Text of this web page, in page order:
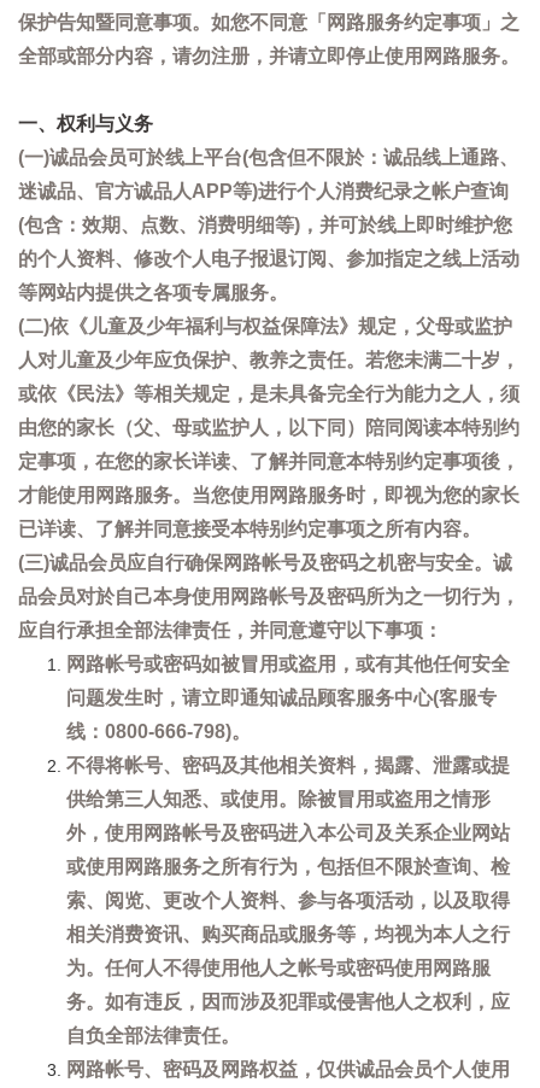
保护告知暨同意事项。如您不同意「网路服务约定事项」之
全部或部分内容，请勿注册，并请立即停止使用网路服务。
一、权利与义务
(一)诚品会员可於线上平台(包含但不限於：诚品线上通路、
迷诚品、官方诚品人APP等)进行个人消费纪录之帐户查询
(包含：效期、点数、消费明细等)，并可於线上即时维护您
的个人资料、修改个人电子报退订阅、参加指定之线上活动
等网站内提供之各项专属服务。
(二)依《儿童及少年福利与权益保障法》规定，父母或监护
人对儿童及少年应负保护、教养之责任。若您未满二十岁，
或依《民法》等相关规定，是未具备完全行为能力之人，须
由您的家长（父、母或监护人，以下同）陪同阅读本特别约
定事项，在您的家长详读、了解并同意本特别约定事项後，
才能使用网路服务。当您使用网路服务时，即视为您的家长
已详读、了解并同意接受本特别约定事项之所有内容。
(三)诚品会员应自行确保网路帐号及密码之机密与安全。诚
品会员对於自己本身使用网路帐号及密码所为之一切行为，
应自行承担全部法律责任，并同意遵守以下事项：
网路帐号或密码如被冒用或盗用，或有其他任何安全
问题发生时，请立即通知诚品顾客服务中心(客服专
线：0800-666-798)。
不得将帐号、密码及其他相关资料，揭露、泄露或提
供给第三人知悉、或使用。除被冒用或盗用之情形
外，使用网路帐号及密码进入本公司及关系企业网站
或使用网路服务之所有行为，包括但不限於查询、检
索、阅览、更改个人资料、参与各项活动，以及取得
相关消费资讯、购买商品或服务等，均视为本人之行
为。任何人不得使用他人之帐号或密码使用网路服
务。如有违反，因而涉及犯罪或侵害他人之权利，应
自负全部法律责任。
网路帐号、密码及网路权益，仅供诚品会员个人使用